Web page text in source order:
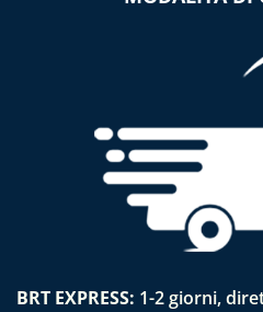
BRT EXPRESS: 1-2 giorni,